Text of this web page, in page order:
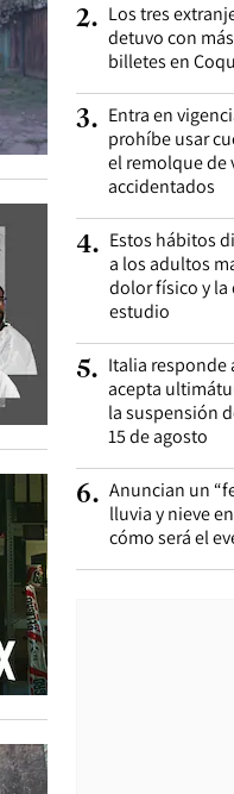
2. Los tres
detuvo con
billetes en
3. Entra en
prohíbe usar
el remolque de
accidentados
4. Estos hábitos
a los adultos
dolor físico y la
estudio
5. Italia responde
acepta
la suspensión
15 de agosto
6. Anuncian un
lluvia y nieve
cómo será el